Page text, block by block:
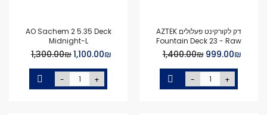
דק לקורקינט פעלולים AZTEK
Fountain Deck 23 - Raw
Special
₪‏999.00
₪‏1,400.00
- +
AO Sachem 2 5.35 Deck
Midnight-L
Special
₪‏1,100.00
₪‏1,300.00
- +